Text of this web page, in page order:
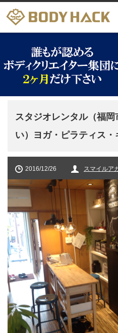
スタジオレンタル（福
い）ヨガ・ピラティス
2016/12/26 スマイルア